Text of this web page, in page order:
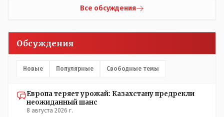
Все обсуждения
Обсуждения
Новые Популярные Свободные темы
Европа теряет урожай: Казахстану предрекли
неожиданный шанс
8 августа 2026 г.